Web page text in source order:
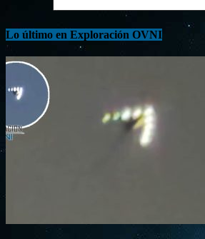
Lo último en Exploración OVNI